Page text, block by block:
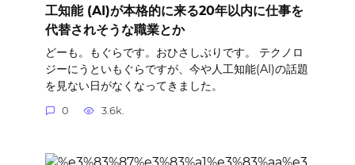
工知能 (AI)が本格的に来る20年以内に仕事を
代替されそうな職業とか
どーも。もぐらです。おひさしぶりです。 テクノロ
ジーにうといもぐらですが、今や人工知能(AI)の話題
を見ない日がなくなってきました。
0 3.6k.